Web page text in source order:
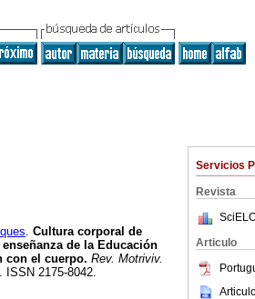
Servicios
Revista
Articulo
. Cultura corporal de
de la Educación
con el cuerpo. Rev. Motriviv.
ISSN 2175-8042.